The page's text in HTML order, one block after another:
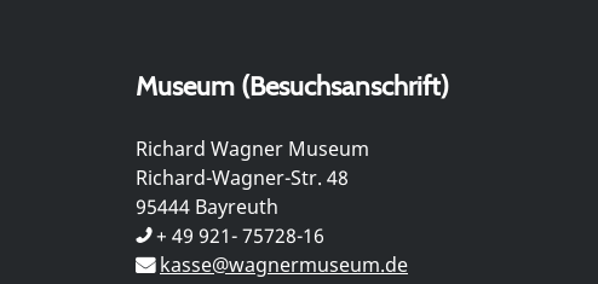
Museum (Besuchsanschrift)
Richard Wagner Museum
Richard-Wagner-Str. 48
95444 Bayreuth
+ 49 921- 75728-16
kasse@wagnermuseum.de